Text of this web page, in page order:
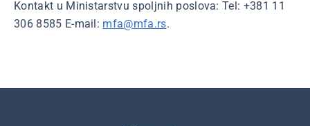
Kontakt u Ministarstvu spoljnih poslova: Tel: +381 11
306 8585 E-mail: mfa@mfa.rs.